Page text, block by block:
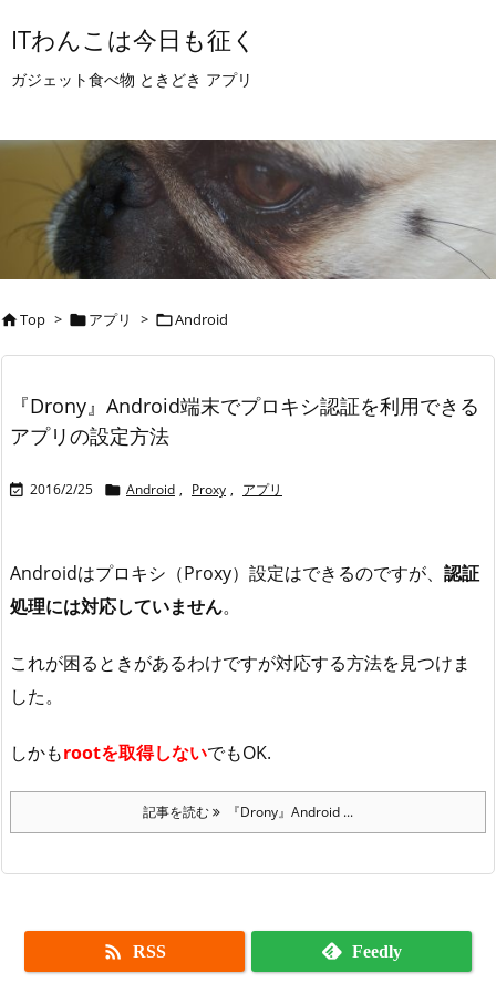
ITわんこは今日も征く
ガジェット食べ物 ときどき アプリ
Top > アプリ > Android
『Drony』Android端末でプロキシ認証を利用できる
アプリの設定方法
 2016/2/25  Android , Proxy , アプリ
Androidはプロキシ（Proxy）設定はできるのですが、 認証
処理には対応していません。
これが困るときがあるわけですが対応する方法を見つけま
した。
しかもrootを取得しないでもOK.
記事を読む 『Drony』Android ...
 RSS Feedly